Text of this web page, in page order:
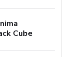
Cube